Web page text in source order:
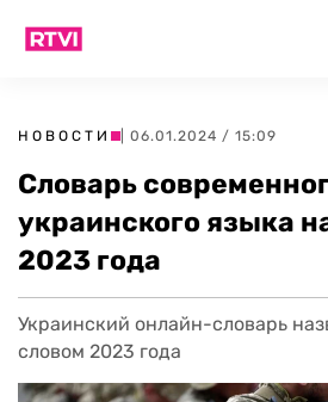
НОВОСТИ | 06.01.2024 / 15:09
Словарь
украинского языка
2023 года
Украинский онлайн-словарь
словом 2023 года